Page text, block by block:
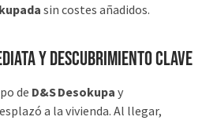
sin costes añadidos.
y descubrimiento clave
de D&S Desokupa y
a la vivienda. Al llegar,